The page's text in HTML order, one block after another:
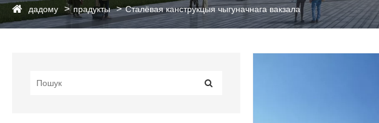
дадому прадукты Сталёвая канструкцыя чыгуначнага вакзала